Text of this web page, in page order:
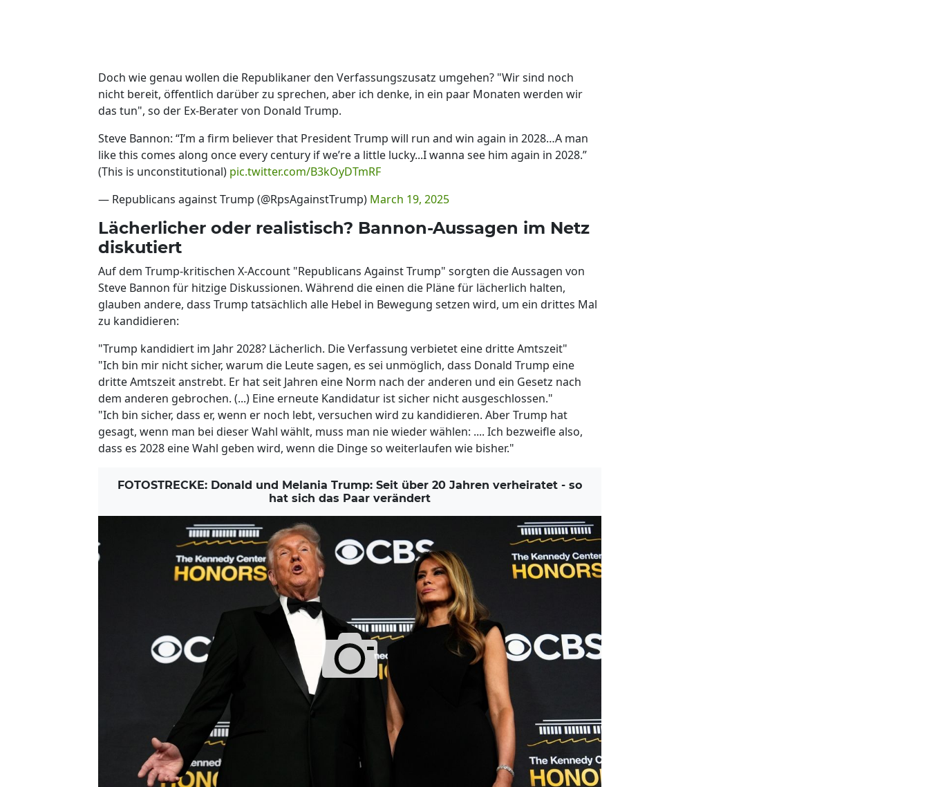
Doch wie genau wollen die Republikaner den Verfassungszusatz umgehen? "Wir sind noch
nicht bereit, öffentlich darüber zu sprechen, aber ich denke, in ein paar Monaten werden wir
das tun", so der Ex-Berater von Donald Trump.
Steve Bannon: “I’m a firm believer that President Trump will run and win again in 2028…A man
like this comes along once every century if we’re a little lucky...I wanna see him again in 2028.”
(This is unconstitutional) pic.twitter.com/B3kOyDTmRF
— Republicans against Trump (@RpsAgainstTrump) March 19, 2025
Lächerlicher oder realistisch? Bannon-Aussagen im Netz
diskutiert
Auf dem Trump-kritischen X-Account "Republicans Against Trump" sorgten die Aussagen von
Steve Bannon für hitzige Diskussionen. Während die einen die Pläne für lächerlich halten,
glauben andere, dass Trump tatsächlich alle Hebel in Bewegung setzen wird, um ein drittes Mal
zu kandidieren:
"Trump kandidiert im Jahr 2028? Lächerlich. Die Verfassung verbietet eine dritte Amtszeit"
"Ich bin mir nicht sicher, warum die Leute sagen, es sei unmöglich, dass Donald Trump eine
dritte Amtszeit anstrebt. Er hat seit Jahren eine Norm nach der anderen und ein Gesetz nach
dem anderen gebrochen. (...) Eine erneute Kandidatur ist sicher nicht ausgeschlossen."
"Ich bin sicher, dass er, wenn er noch lebt, versuchen wird zu kandidieren. Aber Trump hat
gesagt, wenn man bei dieser Wahl wählt, muss man nie wieder wählen: .... Ich bezweifle also,
dass es 2028 eine Wahl geben wird, wenn die Dinge so weiterlaufen wie bisher."
FOTOSTRECKE: Donald und Melania Trump: Seit über 20 Jahren verheiratet - so
hat sich das Paar verändert